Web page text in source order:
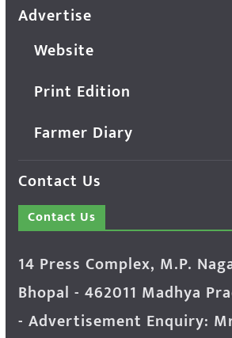
Advertise
Website
Print Edition
Farmer Diary
Contact Us
Contact Us
14 Press Complex, M.P.
Bhopal - 462011 Madhya
- Advertisement Enquiry: